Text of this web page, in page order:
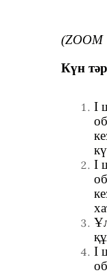
(ZOOM
Күн
I
I
I